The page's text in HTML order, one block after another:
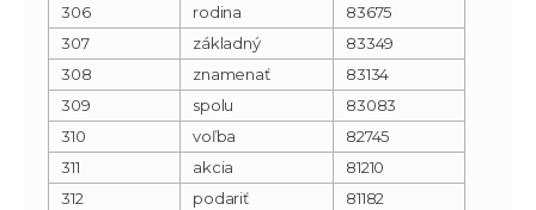
306
rodina
83675
307
základný
83349
308
znamenať
83134
309
spolu
83083
310
voľba
82745
311
akcia
81210
312
podariť
81182